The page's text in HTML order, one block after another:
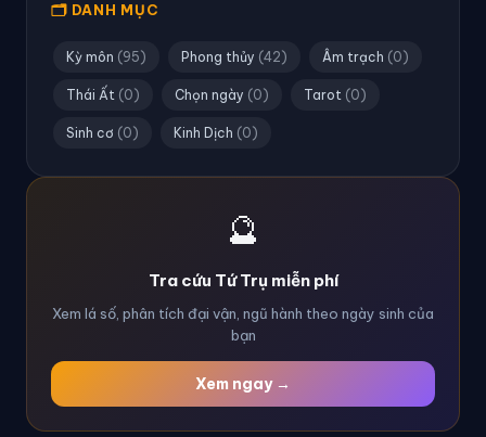
🗂 DANH MỤC
Kỳ môn (95) Phong thủy (42) Âm trạch (0)
Thái Ất (0) Chọn ngày (0) Tarot (0)
Sinh cơ (0) Kinh Dịch (0)
🔮
Tra cứu Tứ Trụ miễn phí
Xem lá số, phân tích đại vận, ngũ hành theo ngày sinh của
bạn
Xem ngay →